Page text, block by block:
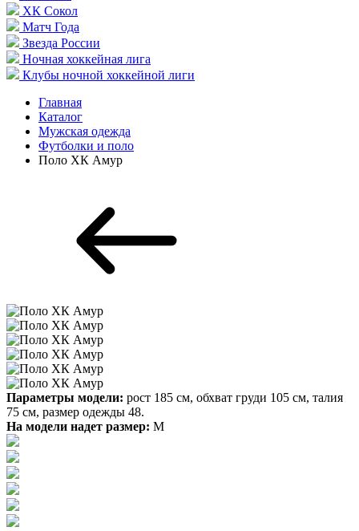
ХК Сокол
Матч Года
Звезда России
Ночная хоккейная лига
Клубы ночной хоккейной лиги
Главная
Каталог
Мужская одежда
Футболки и поло
Поло ХК Амур
Параметры модели: рост 185 см, обхват груди 105 см, талия
75 см, размер одежды 48.
На модели надет размер: М